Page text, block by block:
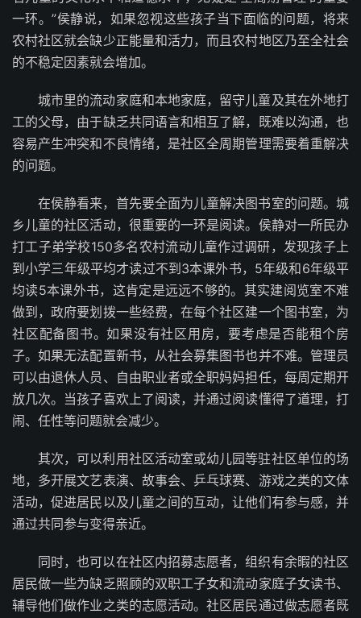
一环。”侯静说，如果忽视这些孩子当下面临的问题，将来
农村社区就会缺少正能量和活力，而且农村地区乃至全社会
的不稳定因素就会增加。
城市里的流动家庭和本地家庭，留守儿童及其在外地打
工的父母，由于缺乏共同语言和相互了解，既难以沟通，也
容易产生冲突和不良情绪，是社区全周期管理需要着重解决
的问题。
在侯静看来，首先要全面为儿童解决图书室的问题。城
乡儿童的社区活动，很重要的一环是阅读。侯静对一所民办
打工子弟学校150多名农村流动儿童作过调研，发现孩子上
到小学三年级平均才读过不到3本课外书，5年级和6年级平
均读5本课外书，这肯定是远远不够的。其实建阅览室不难
做到，政府要划拨一些经费，在每个社区建一个图书室，为
社区配备图书。如果没有社区用房，要考虑是否能租个房
子。如果无法配置新书，从社会募集图书也并不难。管理员
可以由退休人员、自由职业者或全职妈妈担任，每周定期开
放几次。当孩子喜欢上了阅读，并通过阅读懂得了道理，打
闹、任性等问题就会减少。
其次，可以利用社区活动室或幼儿园等驻社区单位的场
地，多开展文艺表演、故事会、乒乓球赛、游戏之类的文体
活动，促进居民以及儿童之间的互动，让他们有参与感，并
通过共同参与变得亲近。
同时，也可以在社区内招募志愿者，组织有余暇的社区
居民做一些为缺乏照顾的双职工子女和流动家庭子女读书、
辅导他们做作业之类的志愿活动。社区居民通过做志愿者既